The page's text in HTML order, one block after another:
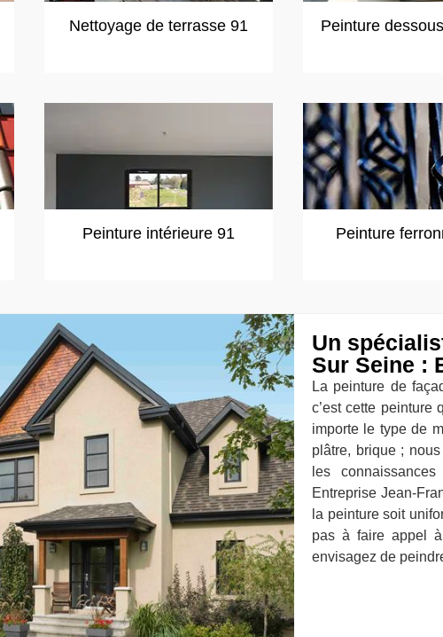
Nettoyage de terrasse 91 Peinture
Peinture intérieure 91 Peinture
Un
Sur Seine :
La peinture de
c’est cette peinture
importe le type de
plâtre, brique ;
les
Entreprise Jean-
la peinture soit
pas à faire appel
envisagez de